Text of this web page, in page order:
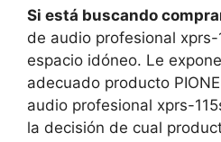
Si está buscando
de audio profesional
espacio idóneo. Le
adecuado producto
audio profesional xprs-
la decisión de cual